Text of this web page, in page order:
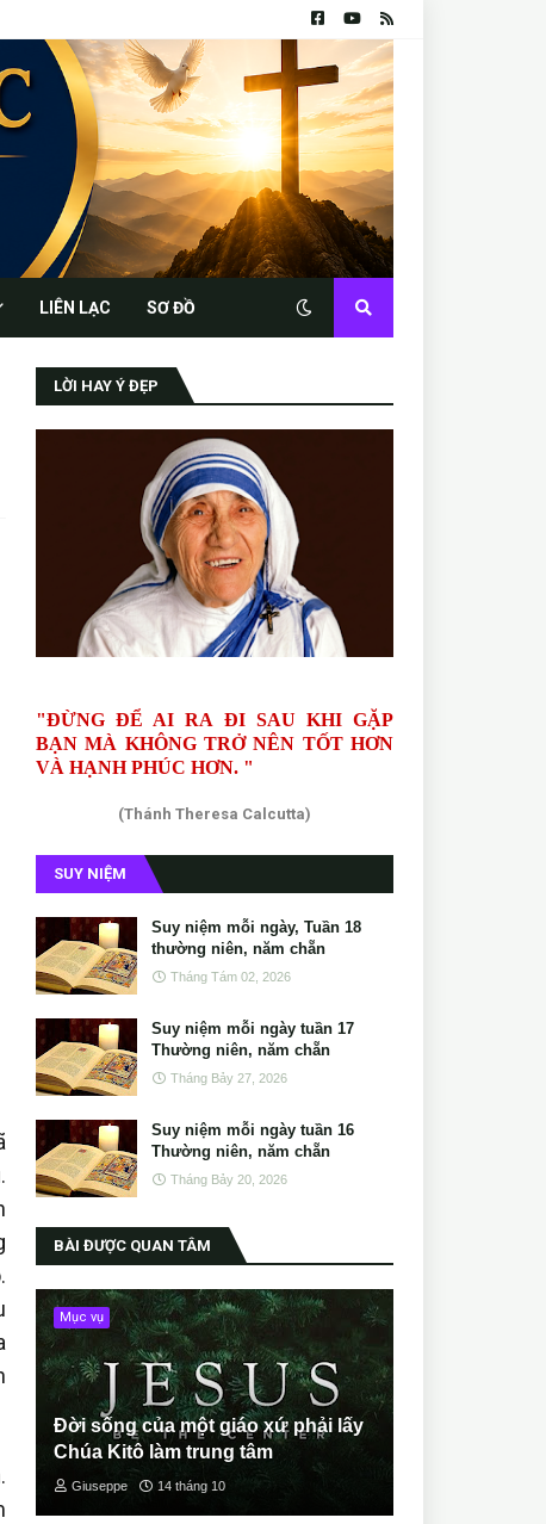
LIÊN LẠC SƠ ĐỒ
LỜI HAY Ý ĐẸP
"ĐỪNG ĐỂ AI RA ĐI SAU KHI GẶP
BẠN MÀ KHÔNG TRỞ NÊN TỐT HƠN
VÀ HẠNH PHÚC HƠN. "
(Thánh Theresa Calcutta)
SUY NIỆM
Suy niệm mỗi ngày, Tuần 18
thường niên, năm chẵn
Tháng Tám 02, 2026
Suy niệm mỗi ngày tuần 17
Thường niên, năm chẵn
Tháng Bảy 27, 2026
Suy niệm mỗi ngày tuần 16
Thường niên, năm chẵn
Tháng Bảy 20, 2026
BÀI ĐƯỢC QUAN TÂM
Mục vụ
Đời sống của một giáo xứ phải lấy
Chúa Kitô làm trung tâm
Giuseppe 14 tháng 10